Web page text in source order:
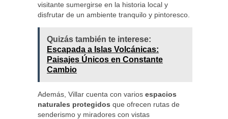
visitante sumergirse en la historia local y
disfrutar de un ambiente tranquilo y pintoresco.
Quizás también te interese:
Escapada a Islas Volcánicas:
Paisajes Únicos en Constante
Cambio
Además, Villar cuenta con varios espacios
naturales protegidos que ofrecen rutas de
senderismo y miradores con vistas